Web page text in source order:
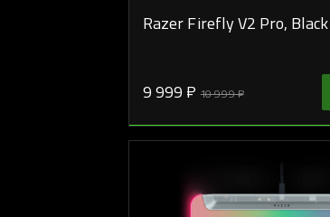
Razer Firefly V2 Pro, Black
9 999 ₽ 10 999 ₽